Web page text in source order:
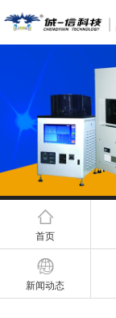
首页
新闻动态